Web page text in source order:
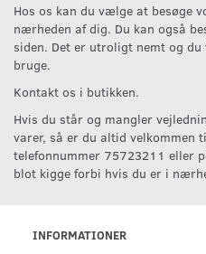
Hos os kan du vælge at besøge
nærheden af dig. Du kan også
siden. Det er utroligt nemt og
bruge.
Kontakt os i butikken.
Hvis du står og mangler
varer, så er du altid velkommen
telefonnummer 75723211 eller
blot kigge forbi hvis du er i
INFORMATIONER